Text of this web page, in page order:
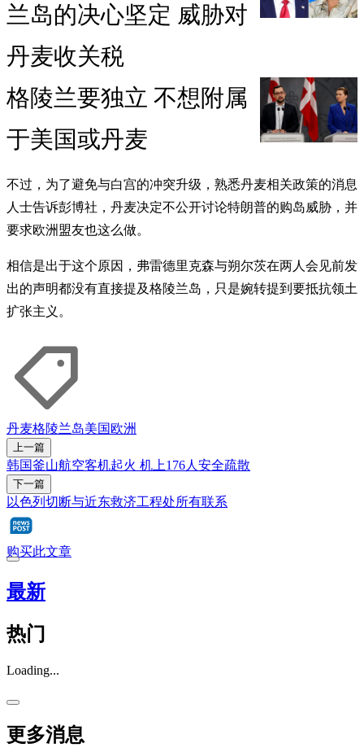
兰岛的决心坚定 威胁对
丹麦收关税
格陵兰要独立 不想附属
于美国或丹麦
不过，为了避免与白宫的冲突升级，熟悉丹麦相关政策的消息
人士告诉彭博社，丹麦决定不公开讨论特朗普的购岛威胁，并
要求欧洲盟友也这么做。
相信是出于这个原因，弗雷德里克森与朔尔茨在两人会见前发
出的声明都没有直接提及格陵兰岛，只是婉转提到要抵抗领土
扩张主义。
丹麦格陵兰岛美国欧洲
上一篇
韩国釜山航空客机起火 机上176人安全疏散
下一篇
以色列切断与近东救济工程处所有联系
购买此文章
最新
热门
Loading...
更多消息